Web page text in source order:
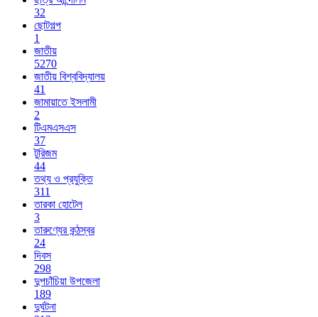
32
ছোটগল্প
1
জাতীয়
5270
জাতীয় বিশ্ববিদ্যালয়
41
জামায়াতে ইসলামী
2
টিএমএসএস
37
টুরিজম
44
তথ্য ও প্রযুক্তি
311
তারকা হোটেল
3
তারুণ্যের কন্ঠস্বর
24
দিবস
298
দুপচাঁচিয়া উপজেলা
189
দুর্ঘটনা